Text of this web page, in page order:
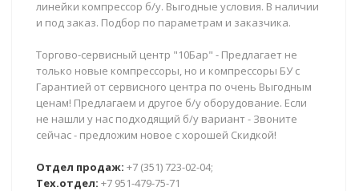
линейки компрессор б/у. Выгодные условия. В наличии
и под заказ. Подбор по параметрам и заказчика.
Торгово-сервисный центр "10Бар" - Предлагает не
только новые компрессоры, но и компрессоры БУ с
Гарантией от сервисного центра по очень Выгодным
ценам! Предлагаем и другое б/у оборудование. Если
не нашли у нас подходящий б/у вариант - Звоните
сейчас - предложим новое с хорошей Скидкой!
Отдел продаж: +7 (351) 723-02-04;
Тех.отдел: +7 951-479-75-71